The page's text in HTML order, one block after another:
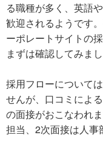
る職種が多く、英語
歓迎されるようです
ーポレートサイトの
まずは確認してみまし
採用フローについて
せんが、口コミによ
の面接がおこなわれ
担当、2次面接は人事